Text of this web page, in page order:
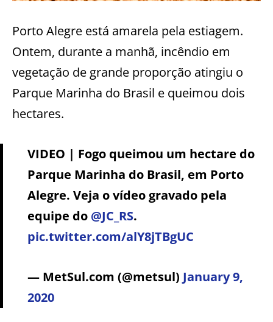
Porto Alegre está amarela pela estiagem.
Ontem, durante a manhã, incêndio em
vegetação de grande proporção atingiu o
Parque Marinha do Brasil e queimou dois
hectares.
VIDEO | Fogo queimou um hectare do
Parque Marinha do Brasil, em Porto
Alegre. Veja o vídeo gravado pela
equipe do @JC_RS.
pic.twitter.com/alY8jTBgUC
— MetSul.com (@metsul) January 9,
2020